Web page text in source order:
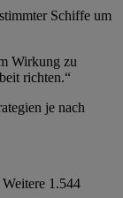
Schiffe um
Wirkung zu
richten.“
je nach
1.544